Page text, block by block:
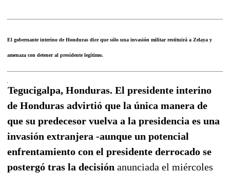
El gobernante interino de Honduras dice que sólo una invasión militar restituirá a Zelaya y
amenaza con detener al presidente legítimo.
Tegucigalpa, Honduras. El presidente interino
de Honduras advirtió que la única manera de
que su predecesor vuelva a la presidencia es una
invasión extranjera -aunque un potencial
enfrentamiento con el presidente derrocado se
postergó tras la decisión anunciada el miércoles